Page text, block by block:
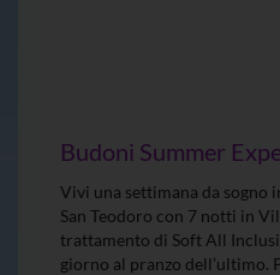
Budoni Summer
Vivi una settimana da sogno
San Teodoro con 7 notti in
trattamento di Soft All
giorno al pranzo dell’ultimo.